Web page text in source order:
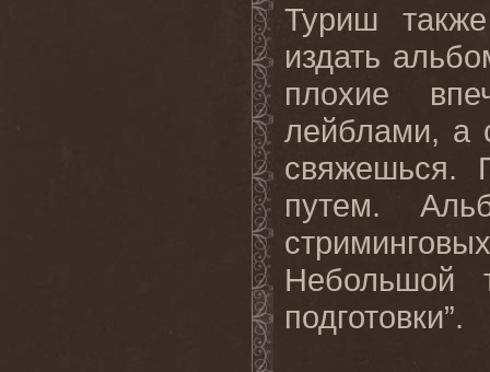
Туриш
издать
плохие
лейблами, а
свяжешься.
путем.
Небольшой
подготовки”.